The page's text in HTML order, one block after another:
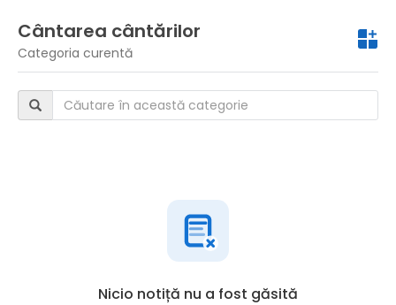
Cântarea cântărilor
Categoria curentă
Nicio notiță nu a fost găsită